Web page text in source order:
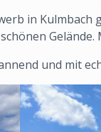
in Kulmbach
Gelände.
und mit